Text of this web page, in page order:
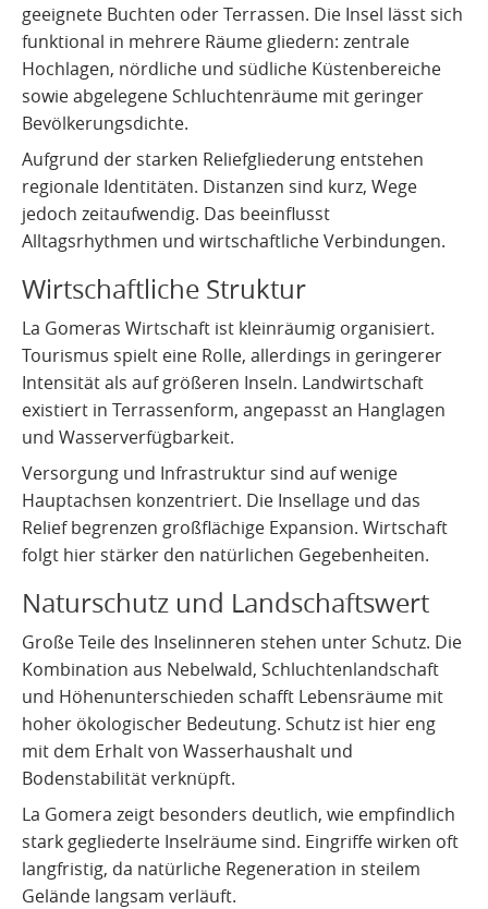
geeignete Buchten oder Terrassen. Die Insel lässt sich
funktional in mehrere Räume gliedern: zentrale
Hochlagen, nördliche und südliche Küstenbereiche
sowie abgelegene Schluchtenräume mit geringer
Bevölkerungsdichte.
Aufgrund der starken Reliefgliederung entstehen
regionale Identitäten. Distanzen sind kurz, Wege
jedoch zeitaufwendig. Das beeinflusst
Alltagsrhythmen und wirtschaftliche Verbindungen.
Wirtschaftliche Struktur
La Gomeras Wirtschaft ist kleinräumig organisiert.
Tourismus spielt eine Rolle, allerdings in geringerer
Intensität als auf größeren Inseln. Landwirtschaft
existiert in Terrassenform, angepasst an Hanglagen
und Wasserverfügbarkeit.
Versorgung und Infrastruktur sind auf wenige
Hauptachsen konzentriert. Die Insellage und das
Relief begrenzen großflächige Expansion. Wirtschaft
folgt hier stärker den natürlichen Gegebenheiten.
Naturschutz und Landschaftswert
Große Teile des Inselinneren stehen unter Schutz. Die
Kombination aus Nebelwald, Schluchtenlandschaft
und Höhenunterschieden schafft Lebensräume mit
hoher ökologischer Bedeutung. Schutz ist hier eng
mit dem Erhalt von Wasserhaushalt und
Bodenstabilität verknüpft.
La Gomera zeigt besonders deutlich, wie empfindlich
stark gegliederte Inselräume sind. Eingriffe wirken oft
langfristig, da natürliche Regeneration in steilem
Gelände langsam verläuft.